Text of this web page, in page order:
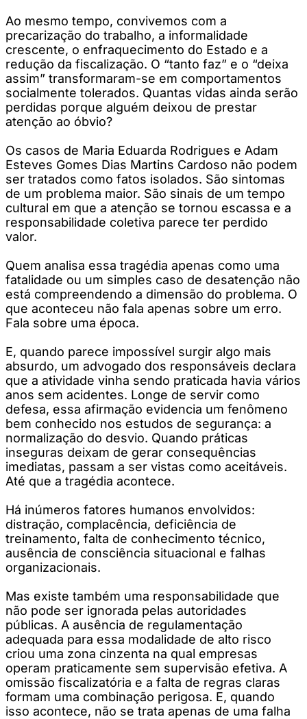
Ao mesmo tempo, convivemos com a
precarização do trabalho, a informalidade
crescente, o enfraquecimento do Estado e a
redução da fiscalização. O “tanto faz” e o “deixa
assim” transformaram-se em comportamentos
socialmente tolerados. Quantas vidas ainda serão
perdidas porque alguém deixou de prestar
atenção ao óbvio?
Os casos de Maria Eduarda Rodrigues e Adam
Esteves Gomes Dias Martins Cardoso não podem
ser tratados como fatos isolados. São sintomas
de um problema maior. São sinais de um tempo
cultural em que a atenção se tornou escassa e a
responsabilidade coletiva parece ter perdido
valor.
Quem analisa essa tragédia apenas como uma
fatalidade ou um simples caso de desatenção não
está compreendendo a dimensão do problema. O
que aconteceu não fala apenas sobre um erro.
Fala sobre uma época.
E, quando parece impossível surgir algo mais
absurdo, um advogado dos responsáveis declara
que a atividade vinha sendo praticada havia vários
anos sem acidentes. Longe de servir como
defesa, essa afirmação evidencia um fenômeno
bem conhecido nos estudos de segurança: a
normalização do desvio. Quando práticas
inseguras deixam de gerar consequências
imediatas, passam a ser vistas como aceitáveis.
Até que a tragédia acontece.
Há inúmeros fatores humanos envolvidos:
distração, complacência, deficiência de
treinamento, falta de conhecimento técnico,
ausência de consciência situacional e falhas
organizacionais.
Mas existe também uma responsabilidade que
não pode ser ignorada pelas autoridades
públicas. A ausência de regulamentação
adequada para essa modalidade de alto risco
criou uma zona cinzenta na qual empresas
operam praticamente sem supervisão efetiva. A
omissão fiscalizatória e a falta de regras claras
formam uma combinação perigosa. E, quando
isso acontece, não se trata apenas de uma falha